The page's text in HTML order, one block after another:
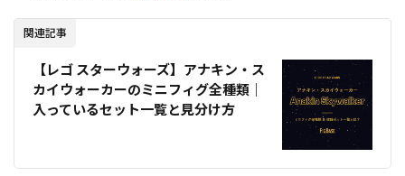
関連記事
【レゴ スターウォーズ】アナキン・ス
カイウォーカーのミニフィグ全種類｜
入っているセット一覧と見分け方